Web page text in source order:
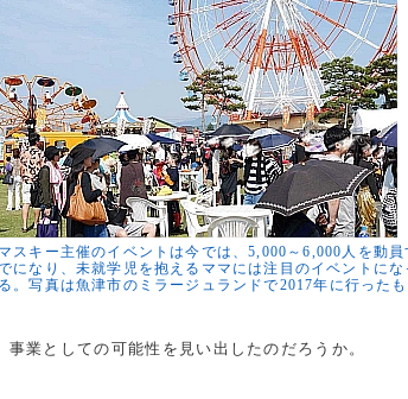
スキー主催のイベントは今では、5,000～6,000人を動員
になり、未就学児を抱えるママには注目のイベントにな
。写真は魚津市のミラージュランドで2017年に行ったも
業としての可能性を見い出したのだろうか。